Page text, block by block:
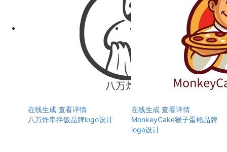
在线生成 查看详情
八万炸串拌饭品牌logo设计
在线生成 查看详情
MonkeyCake猴子蛋糕品牌
logo设计